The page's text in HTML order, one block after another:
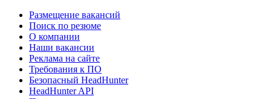
Размещение вакансий
Поиск по резюме
О компании
Наши вакансии
Реклама на сайте
Требования к ПО
Безопасный HeadHunter
HeadHunter API